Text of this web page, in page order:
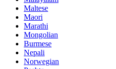
Maltese
Maori
Marathi
Mongolian
Burmese
Nepali
Norwegian